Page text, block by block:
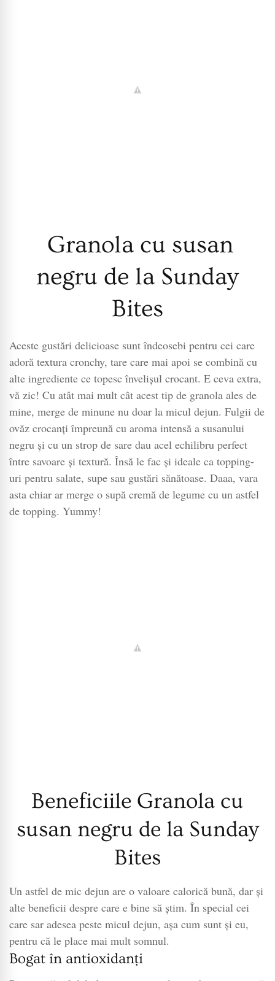
Granola cu susan
negru de la Sunday
Bites
Aceste gustări delicioase sunt îndeosebi pentru cei care
adoră textura cronchy, tare care mai apoi se combină cu
alte ingrediente ce topesc învelișul crocant. E ceva extra,
vă zic! Cu atât mai mult cât acest tip de granola ales de
mine, merge de minune nu doar la micul dejun. Fulgii de
ovăz crocanți împreună cu aroma intensă a susanului
negru și cu un strop de sare dau acel echilibru perfect
între savoare și textură. Însă le fac și ideale ca topping-
uri pentru salate, supe sau gustări sănătoase. Daaa, vara
asta chiar ar merge o supă cremă de legume cu un astfel
de topping. Yummy!
Beneficiile Granola cu
susan negru de la Sunday
Bites
Un astfel de mic dejun are o valoare calorică bună, dar și
alte beneficii despre care e bine să știm. În special cei
care sar adesea peste micul dejun, așa cum sunt și eu,
pentru că le place mai mult somnul.
Bogat în antioxidanți